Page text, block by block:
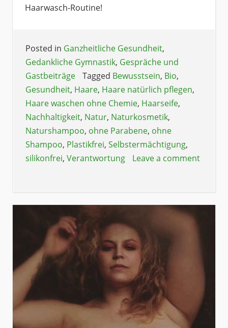
Haarwasch-Routine!
Posted in Ganzheitliche Gesundheit,
Gedankliche Gymnastik, Gespräche und
Gastbeiträge
Tagged Bewusstsein, Bio,
Gesundheit, Haare, Haare natürlich pflegen,
Haare waschen ohne Chemie, Haarseife,
Nachhaltigkeit, Natur, Naturkosmetik,
Naturshampoo, ohne Parabene, ohne
Shampoo, Plastikfrei, Selbstermächtigung,
silikonfrei, Verantwortung Leave a comment